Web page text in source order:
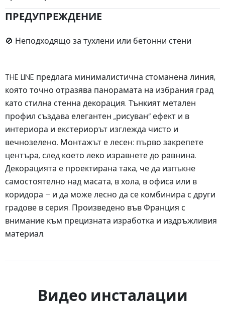
ПРЕДУПРЕЖДЕНИЕ
🚫 Неподходящо за тухлени или бетонни стени
THE LINE предлага минималистична стоманена линия,
която точно отразява панорамата на избрания град
като стилна стенна декорация. Тънкият метален
профил създава елегантен „рисуван“ ефект и в
интериора и екстериорът изглежда чисто и
вечнозелено. Монтажът е лесен: първо закрепете
центъра, след което леко изравнете до равнина.
Декорацията е проектирана така, че да изпъкне
самостоятелно над масата, в хола, в офиса или в
коридора – и да може лесно да се комбинира с други
градове в серия. Произведено във Франция с
внимание към прецизната изработка и издръжливия
материал.
Видео инсталации